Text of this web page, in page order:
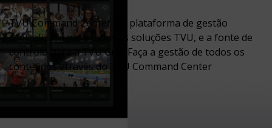
TVU Command Center é a plataforma de gestão
centralizada para todas as soluções TVU, e a fonte de
controlo para a TVU Grid. Faça a gestão de todos os
conteúdos através do TVU Command Center